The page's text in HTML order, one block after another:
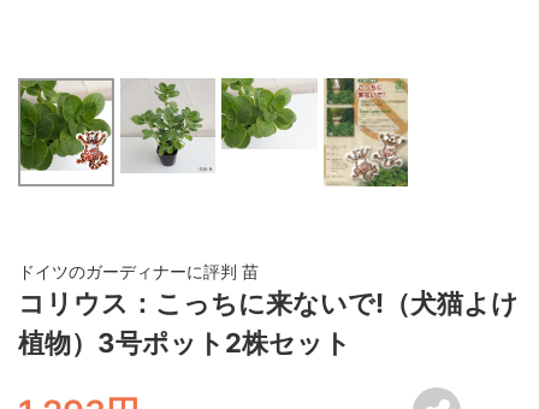
ドイツのガーディナーに評判 苗
コリウス：こっちに来ないで!（犬猫よけ
植物）3号ポット2株セット